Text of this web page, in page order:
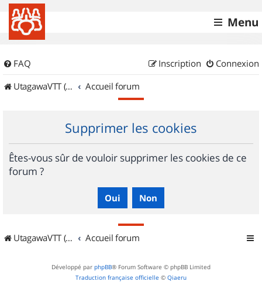
Menu
FAQ Connexion
Inscription
UtagawaVTT (Randos VTT et VTTAE avec traces GPS)
Accueil forum
Supprimer les cookies
Êtes-vous sûr de vouloir supprimer les cookies de ce
forum ?
UtagawaVTT (Randos VTT et VTTAE avec traces GPS) Accueil forum
Développé par phpBB® Forum Software © phpBB Limited
Traduction française officielle © Qiaeru